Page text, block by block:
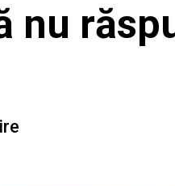
nu